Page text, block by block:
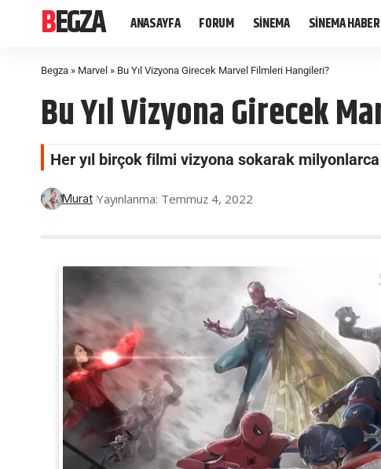
BEGZA ANASAYFA FORUM SİNEMA SİNEMA HABER
Begza » Marvel » Bu Yıl Vizyona Girecek Marvel Filmleri Hangileri?
Bu Yıl Vizyona Girecek
Her yıl birçok filmi vizyona sokarak
Murat Yayınlanma: Temmuz 4, 2022